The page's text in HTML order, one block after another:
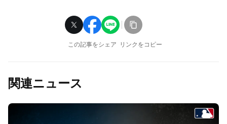
この記事をシェア リンクをコピー
関連ニュース